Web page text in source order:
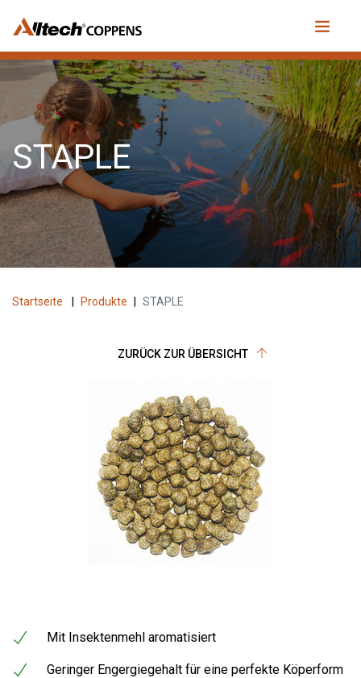
STAPLE
Startseite Produkte STAPLE
ZURÜCK ZUR ÜBERSICHT
Mit Insektenmehl aromatisiert
Geringer Engergiegehalt für eine perfekte Köperform